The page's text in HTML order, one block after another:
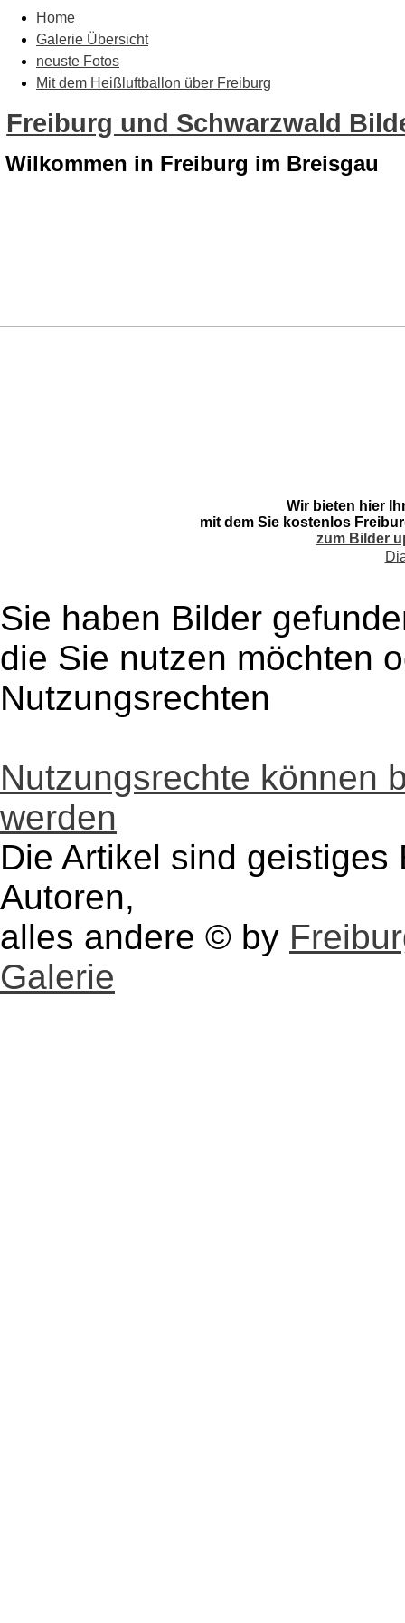
Home
Galerie Übersicht
neuste Fotos
Mit dem Heißluftballon über Freiburg
Freiburg und Schwarzwald
Wilkommen in Freiburg im Breisgau
Wir bieten hier
mit dem Sie kostenlos
zum Bilder
Sie haben Bilder
die Sie nutzen möchten
Nutzungsrechten
Nutzungsrechte können
werden
Die Artikel sind
Autoren,
alles andere © by
Galerie